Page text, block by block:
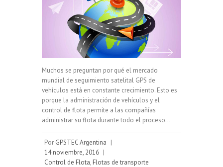
Muchos se preguntan por qué el mercado
mundial de seguimiento satelital GPS de
vehículos está en constante crecimiento. Esto es
porque la administración de vehículos y el
control de flota permite a las compañías
administrar su flota durante todo el proceso…
Por GPSTEC Argentina |
14 noviembre, 2016 |
Control de Flota, Flotas de transporte